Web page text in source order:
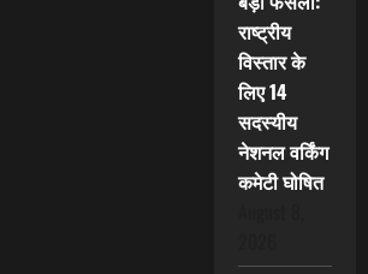
राष्ट्रीय
विस्तार के
लिए 14
सदस्यीय
नेशनल वर्किंग
कमेटी घोषित